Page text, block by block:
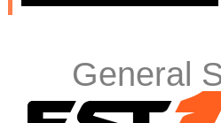
General